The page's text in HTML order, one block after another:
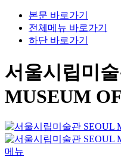
본문 바로가기
전체메뉴 바로가기
하단 바로가기
서울시립미
MUSEUM
메뉴